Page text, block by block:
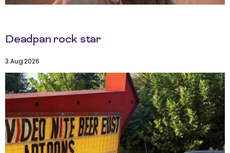
Deadpan rock star
3 Aug 2026